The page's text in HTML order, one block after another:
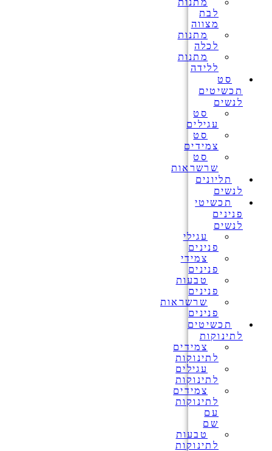
מתנות
לבת
מצווה
מתנות
לכלה
מתנות
ללידה
סט
תכשיטים
לנשים
סט
עגילים
סט
צמידים
סט
שרשראות
תליונים
לנשים
תכשיטי
פנינים
לנשים
עגילי
פנינים
צמידי
פנינים
טבעות
פנינים
שרשראות
פנינים
תכשיטים
לתינוקות
צמידים
לתינוקות
עגילים
לתינוקות
צמידים
לתינוקות
עם
שם
טבעות
לתינוקות